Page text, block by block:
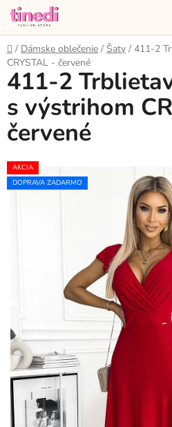
Prejsť
obsah
Domov
/ Dámske oblečenie / Šaty / 411-2
CRYSTAL - červené
411-2
s výstrihom
červené
AKCIA
DOPRAVA ZADARMO